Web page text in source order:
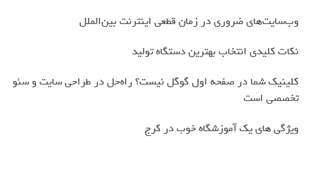
وب‌سایت‌های ضروری در زمان قطعی اینترنت بین‌الملل
نکات کلیدی انتخاب بهترین دستگاه تولید
کلینیک شما در صفحه اول گوگل نیست؟ راه‌حل در طراحی سایت و سئو
تخصصی است
ویژگی های یک آموزشگاه خوب در کرج